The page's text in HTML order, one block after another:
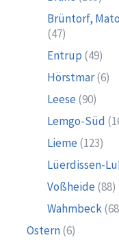
Brüntorf,
(47)
Entrup (49)
Hörstmar(6)
Leese (90)
Lemgo-Süd
Lieme (123)
Lüerdissen-
Voßheide (88)
Wahmbeck
Ostern(6)